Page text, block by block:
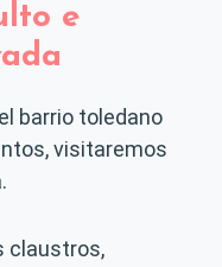
e
barrio toledano
visitaremos
claustros,